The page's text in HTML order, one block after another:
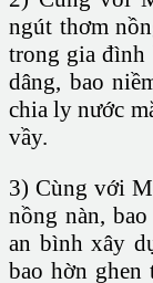
ngút thơm
trong gia đình
dâng, bao
chia ly nước
vầy.
3) Cùng với
nồng nàn,
an bình xây
bao hờn ghen